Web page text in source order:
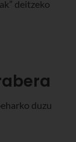
deitzeko
duzu